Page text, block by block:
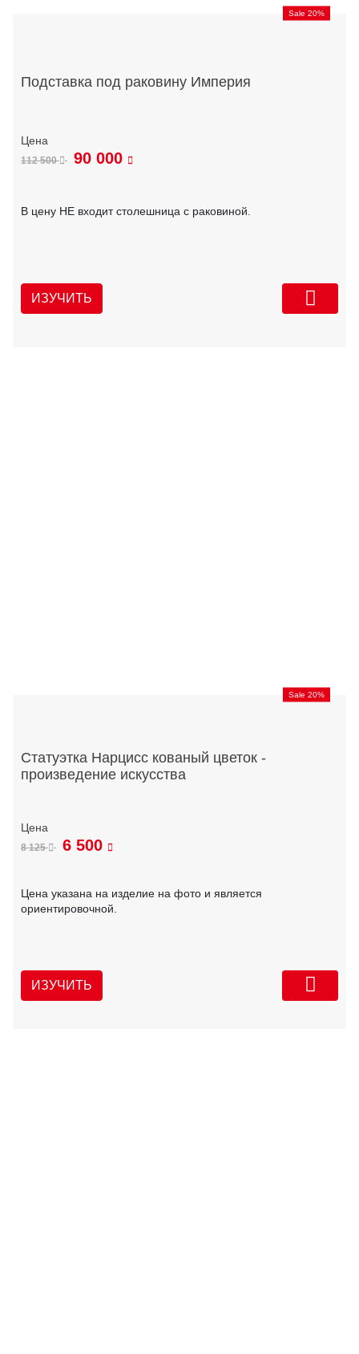
Sale 20%
Подставка под раковину Империя
112 500 90 000
В цену НЕ входит столешница с раковиной.
ИЗУЧИТЬ
Sale 20%
Статуэтка Нарцисс кованый цветок -
произведение искусства
8 125 6 500
Цена указана на изделие на фото и является
ориентировочной.
ИЗУЧИТЬ